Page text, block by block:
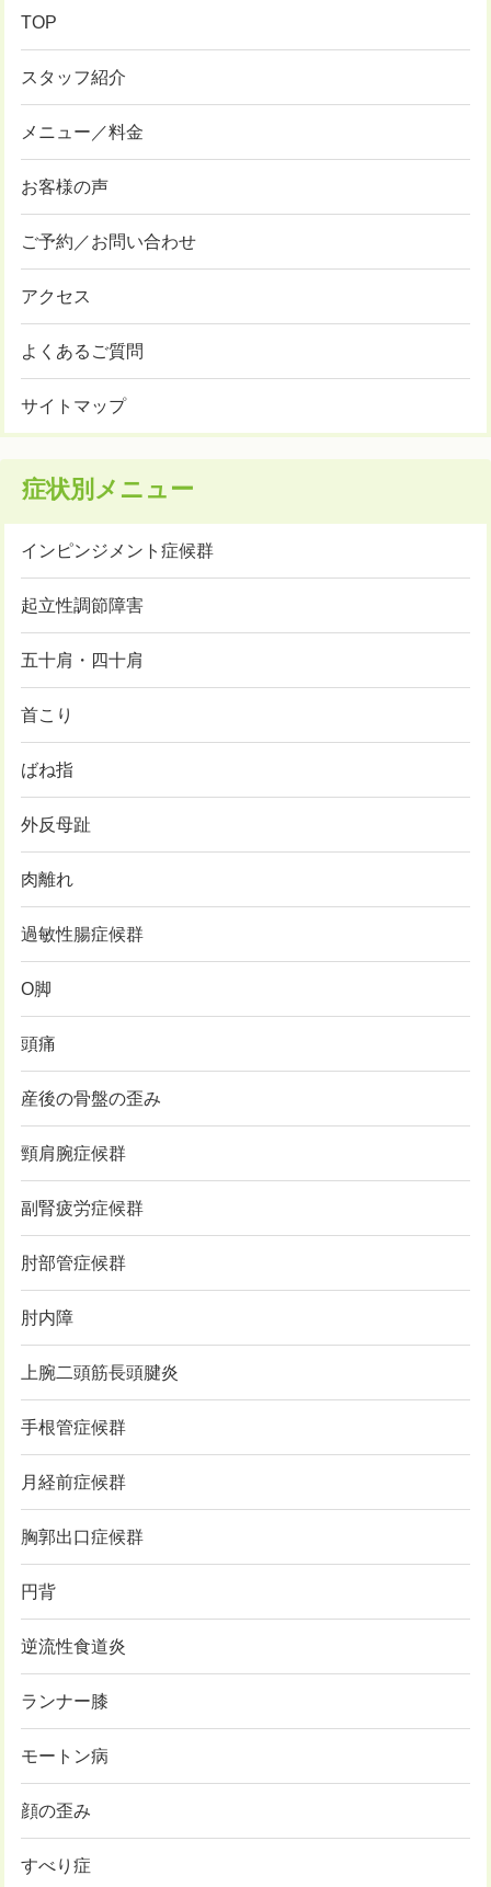
TOP
スタッフ紹介
メニュー／料金
お客様の声
ご予約／お問い合わせ
アクセス
よくあるご質問
サイトマップ
症状別メニュー
インピンジメント症候群
起立性調節障害
五十肩・四十肩
首こり
ばね指
外反母趾
肉離れ
過敏性腸症候群
O脚
頭痛
産後の骨盤の歪み
頸肩腕症候群
副腎疲労症候群
肘部管症候群
肘内障
上腕二頭筋長頭腱炎
手根管症候群
月経前症候群
胸郭出口症候群
円背
逆流性食道炎
ランナー膝
モートン病
顔の歪み
すべり症